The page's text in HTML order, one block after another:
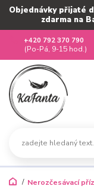
Objednávky přijaté
zdarma na
+420 792 370 790
(Po-Pá, 9-15 hod.)
Nerozčesávací